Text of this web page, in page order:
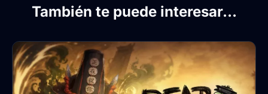
También te puede interesar...